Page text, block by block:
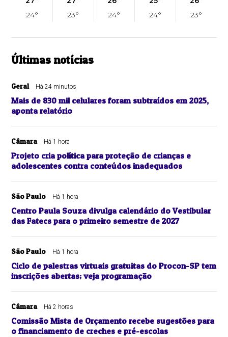
24°
23°
24°
24°
23°
Últimas notícias
Geral Há 24 minutos
Mais de 830 mil celulares foram subtraídos em 2025,
aponta relatório
Câmara Há 1 hora
Projeto cria política para proteção de crianças e
adolescentes contra conteúdos inadequados
São Paulo Há 1 hora
Centro Paula Souza divulga calendário do Vestibular
das Fatecs para o primeiro semestre de 2027
São Paulo Há 1 hora
Ciclo de palestras virtuais gratuitas do Procon-SP tem
inscrições abertas; veja programação
Câmara Há 2 horas
Comissão Mista de Orçamento recebe sugestões para
o financiamento de creches e pré-escolas